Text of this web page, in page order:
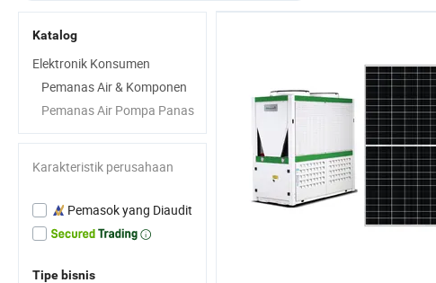
Katalog
Elektronik Konsumen
Pemanas Air & Komponen
Pemanas Air Pompa Panas
Karakteristik perusahaan
Pemasok yang Diaudit
Tipe bisnis